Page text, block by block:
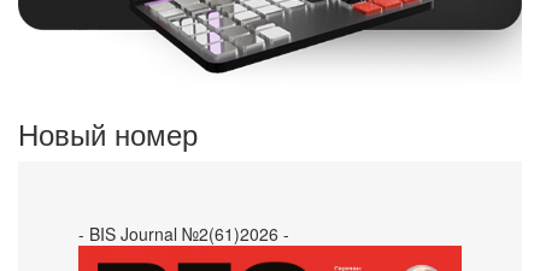
Новый номер
- BIS Journal №2(61)2026 -